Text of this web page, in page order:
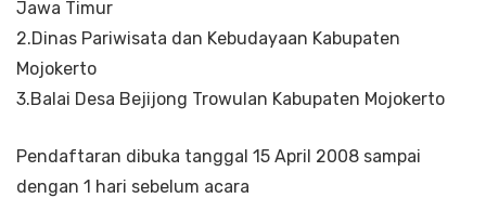
Jawa Timur
2.Dinas Pariwisata dan Kebudayaan Kabupaten
Mojokerto
3.Balai Desa Bejijong Trowulan Kabupaten Mojokerto
Pendaftaran dibuka tanggal 15 April 2008 sampai
dengan 1 hari sebelum acara